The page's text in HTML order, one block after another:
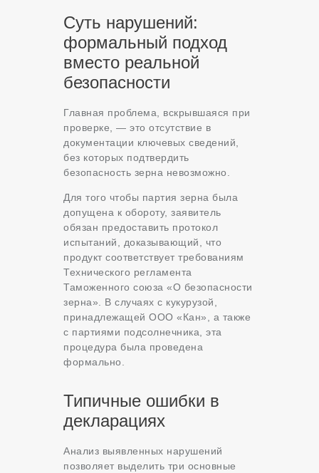
Суть нарушений:
формальный подход
вместо реальной
безопасности
Главная проблема, вскрывшаяся при
проверке, — это отсутствие в
документации ключевых сведений,
без которых подтвердить
безопасность зерна невозможно.
Для того чтобы партия зерна была
допущена к обороту, заявитель
обязан предоставить протокол
испытаний, доказывающий, что
продукт соответствует требованиям
Технического регламента
Таможенного союза «О безопасности
зерна». В случаях с кукурузой,
принадлежащей ООО «Кан», а также
с партиями подсолнечника, эта
процедура была проведена
формально.
Типичные ошибки в
декларациях
Анализ выявленных нарушений
позволяет выделить три основные